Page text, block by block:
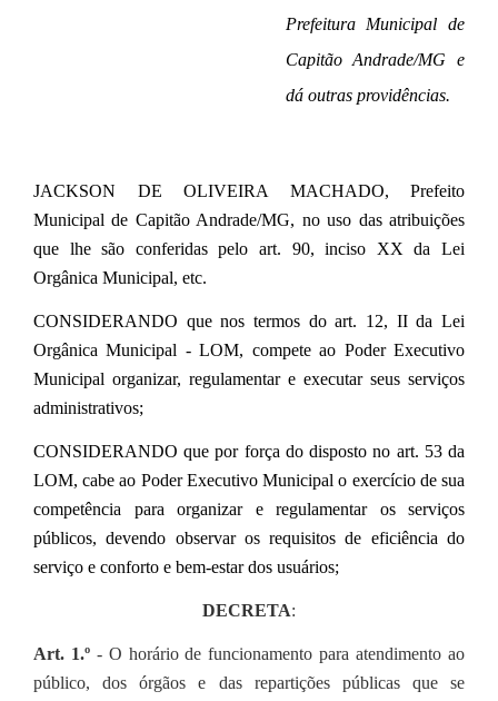
Prefeitura Municipal de
Capitão Andrade/MG e
dá outras providências.
JACKSON DE OLIVEIRA MACHADO, Prefeito
Municipal de Capitão Andrade/MG, no uso das atribuições
que lhe são conferidas pelo art. 90, inciso XX da Lei
Orgânica Municipal, etc.
CONSIDERANDO que nos termos do art. 12, II da Lei
Orgânica Municipal - LOM, compete ao Poder Executivo
Municipal organizar, regulamentar e executar seus serviços
administrativos;
CONSIDERANDO que por força do disposto no art. 53 da
LOM, cabe ao Poder Executivo Municipal o exercício de sua
competência para organizar e regulamentar os serviços
públicos, devendo observar os requisitos de eficiência do
serviço e conforto e bem-estar dos usuários;
DECRETA:
Art. 1.º- O horário de funcionamento para atendimento ao
público, dos órgãos e das repartições públicas que se